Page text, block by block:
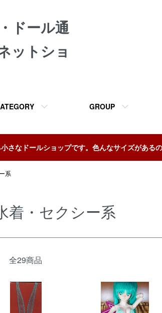
ドール通
ットショ
GROUP
さなドールショップです。色んなサイズがある
系
着・セクシー系
全29商品